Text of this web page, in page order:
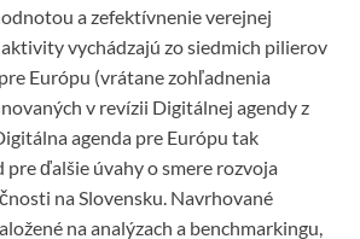
a zefektívnenie verejnej
vychádzajú zo siedmich pilierov
Európu (vrátane zohľadnenia
v revízii Digitálnej agendy z
agenda pre Európu tak
pre ďalšie úvahy o smere rozvoja
na Slovensku. Navrhované
na analýzach a benchmarkingu,